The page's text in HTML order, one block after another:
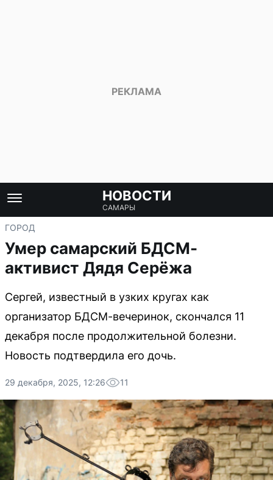
НОВОСТИ
САМАРЫ
ГОРОД
Умер самарский БДСМ-
активист Дядя Серёжа
Сергей, известный в узких кругах как
организатор БДСМ-вечеринок, скончался 11
декабря после продолжительной болезни.
Новость подтвердила его дочь.
29 декабря, 2025, 12:26 11